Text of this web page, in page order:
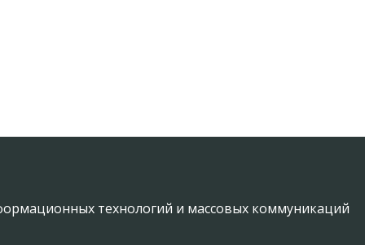
технологий и массовых коммуникаций